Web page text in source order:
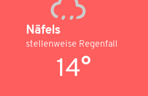
Näfels
stellenweise Regenfall
14°